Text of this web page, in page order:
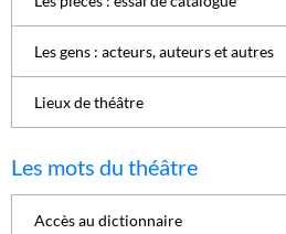
Les gens : acteurs, auteurs et autres
Lieux de théâtre
Les mots du théâtre
Accès au dictionnaire